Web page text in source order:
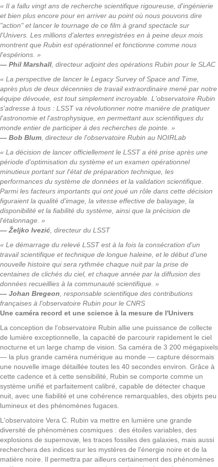
« Il a fallu vingt ans de recherche scientifique rigoureuse, d'ingénierie
et bien plus encore pour en arriver au point où nous pouvons dire
"action" et lancer le tournage de ce film à grand spectacle sur
l'Univers. Les millions d'alertes enregistrées en à peine deux mois
montrent que Rubin est opérationnel et fonctionne comme nous
l'espérions. »
— Phil Marshall , directeur adjoint des opérations Rubin pour le SLAC
« La perspective de lancer le Legacy Survey of Space and Time,
après plus de deux décennies de travail extraordinaire mené par notre
équipe dévouée, est tout simplement incroyable. L'observatoire Rubin
s'adresse à tous : LSST va révolutionner notre manière de pratiquer
l'astronomie et l'astrophysique, en permettant aux scientifiques du
monde entier de participer à des recherches de pointe. »
— Bob Blum , directeur de l'observatoire Rubin au NOIRLab
« La décision de lancer officiellement le LSST a été prise après une
période d'optimisation du système et un examen opérationnel
minutieux portant sur l'état de préparation technique, les
performances du système de données et la validation scientifique.
Parmi les facteurs importants qui ont joué un rôle dans cette décision
figuraient la qualité d'image, la vitesse effective de balayage, la
disponibilité et la fiabilité du système, ainsi que la précision de
l'étalonnage. »
— Željko Ivezić , directeur du LSST
« Le démarrage du relevé LSST est à la fois la consécration d'un
travail scientifique et technique de longue haleine, et le début d'une
nouvelle histoire qui sera rythmée chaque nuit par la prise de
centaines de clichés du ciel, et chaque année par la diffusion des
données recueillies à la communauté scientifique. »
— Johan Bregeon , responsable scientifique des contributions
françaises à l'observatoire Rubin pour le CNRS
Une caméra record et une science à la mesure de l'Univers
La conception de l'observatoire Rubin allie une puissance de collecte
de lumière exceptionnelle, la capacité de parcourir rapidement le ciel
nocturne et un large champ de vision. Sa caméra de 3 200 mégapixels
— la plus grande caméra numérique au monde — capture désormais
une nouvelle image détaillée toutes les 40 secondes environ. Grâce à
cette cadence et à cette sensibilité, Rubin se comporte comme un
système unifié et parfaitement calibré, capable de détecter chaque
nuit, avec une fiabilité et une cohérence remarquables, des objets peu
lumineux et des phénomènes fugaces.
L'observatoire Vera C. Rubin va mettre en lumière une grande
diversité de phénomènes cosmiques : des étoiles variables, des
explosions de supernovæ, les traces fossiles des galaxies, mais aussi
recherchera des indices sur les mystères de l'énergie noire et de la
matière noire. Il permettra par ailleurs certainement des phénomènes